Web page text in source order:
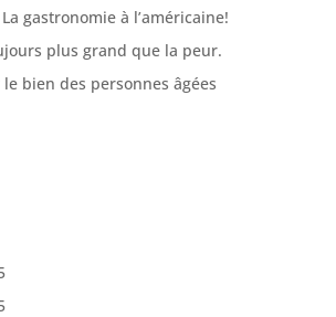
gastronomie à l’américaine!
plus grand que la peur.
bien des personnes âgées